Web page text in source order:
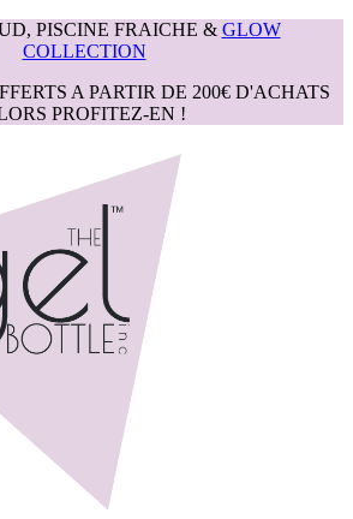
PISCINE FRAICHE & GLOW
COLLECTION
A PARTIR DE 200€ D'ACHATS
PROFITEZ-EN !